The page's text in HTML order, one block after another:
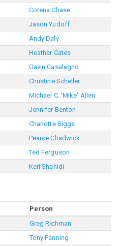
Corena Chase
Jason Yudoff
Andy Daly
Heather Cates
Gavin Casalegno
Christine Scheller
Michael C. 'Mike' Allen
Jennifer Benton
Charlotte Biggs
Pearce Chadwick
Ted Ferguson
Keri Shahidi
Person
Greg Richman
Tony Fanning